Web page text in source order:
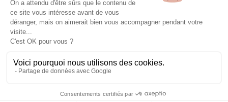
Nos métiers
Etapes de recrutement / FAQ
Mentions légales|Déclaration d'accessibilité